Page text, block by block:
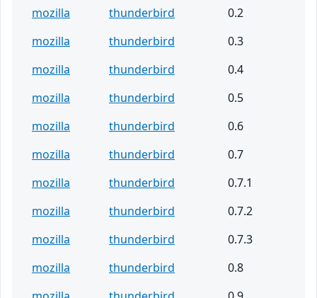
mozilla
thunderbird
0.2
mozilla
thunderbird
0.3
mozilla
thunderbird
0.4
mozilla
thunderbird
0.5
mozilla
thunderbird
0.6
mozilla
thunderbird
0.7
mozilla
thunderbird
0.7.1
mozilla
thunderbird
0.7.2
mozilla
thunderbird
0.7.3
mozilla
thunderbird
0.8